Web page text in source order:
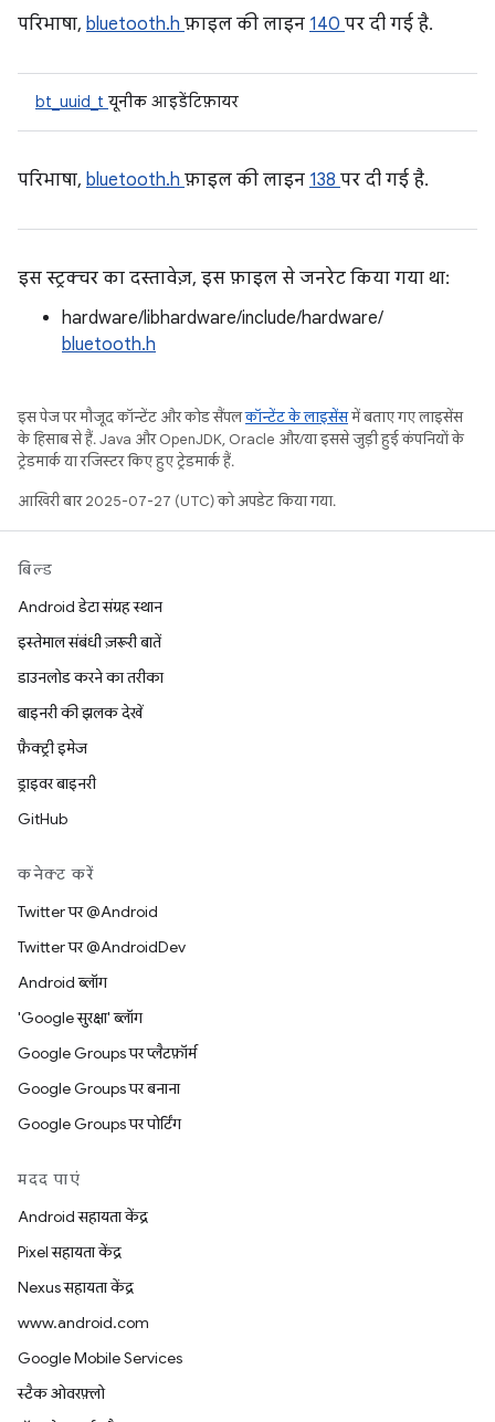
परिभाषा, bluetooth.h फ़ाइल की लाइन 140 पर दी गई है.
bt_uuid_t यूनीक आइडेंटिफ़ायर
परिभाषा, bluetooth.h फ़ाइल की लाइन 138 पर दी गई है.
इस स्ट्रक्चर का दस्तावेज़, इस फ़ाइल से जनरेट किया गया था:
hardware/libhardware/include/hardware/
bluetooth.h
इस पेज पर मौजूद कॉन्टेंट और कोड सैंपलकॉन्टेंट के लाइसेंसमें बताए गए लाइसेंस
के हिसाब से हैं. Java और OpenJDK, Oracle और/या इससे जुड़ी हुई कंपनियों के
ट्रेडमार्क या रजिस्टर किए हुए ट्रेडमार्क हैं.
आखिरी बार 2025-07-27 (UTC) को अपडेट किया गया.
बिल्ड
Android डेटा संग्रह स्थान
इस्तेमाल संबंधी ज़रूरी बातें
डाउनलोड करने का तरीका
बाइनरी की झलक देखें
फ़ैक्ट्री इमेज
ड्राइवर बाइनरी
GitHub
कनेक्ट करें
Twitter पर @Android
Twitter पर @AndroidDev
Android ब्लॉग
'Google सुरक्षा' ब्लॉग
Google Groups पर प्लैटफ़ॉर्म
Google Groups पर बनाना
Google Groups पर पोर्टिंग
मदद पाएं
Android सहायता केंद्र
Pixel सहायता केंद्र
Nexus सहायता केंद्र
www.android.com
Google Mobile Services
स्टैक ओवरफ़्लो